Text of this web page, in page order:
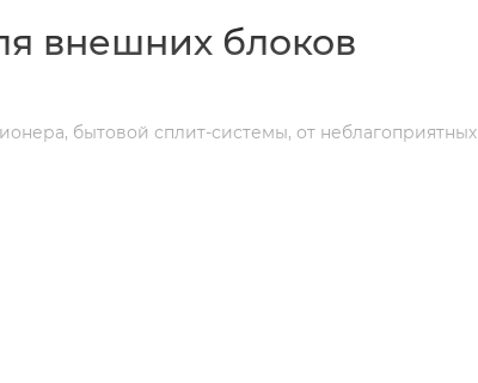
внешних блоков
бытовой сплит-системы, от неблагоприятных